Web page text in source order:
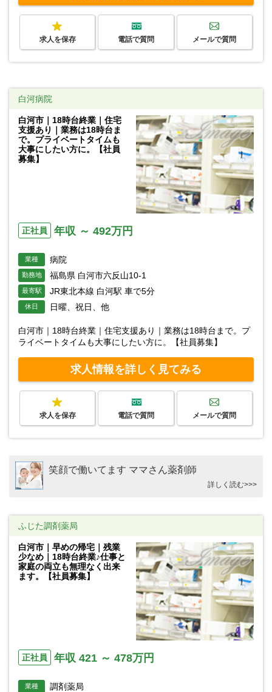
求人を保存 電話で質問 メールで質問
白河病院
白河市｜18時台終業｜住宅
支援あり｜業務は18時台ま
で。プライベートタイムも
大事にしたい方に。【社員
募集】
正社員 年収 ～ 492万円
業種 病院
勤務地 福島県 白河市六反山10-1
最寄駅 JR東北本線 白河駅 車で5分
休日 日曜、祝日、他
白河市｜18時台終業｜住宅支援あり｜業務は18時台まで。プ
ライベートタイムも大事にしたい方に。【社員募集】
求人情報を詳しく見てみる
求人を保存 電話で質問 メールで質問
笑顔で働いてます ママさん薬剤師
詳しく読む>>>
ふじた調剤薬局
白河市｜早めの帰宅｜残業
少なめ｜18時台終業♪仕事と
家庭の両立も無理なく出来
ます。【社員募集】
正社員 年収 421 ～ 478万円
業種 調剤薬局